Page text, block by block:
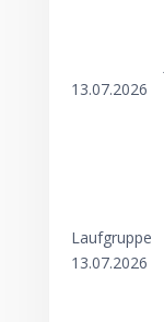
13.07.2026
Laufgruppe
13.07.2026